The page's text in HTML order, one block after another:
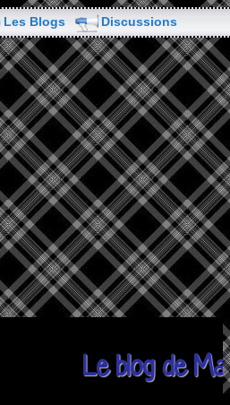
Les Blogs Discussions
Le blog de